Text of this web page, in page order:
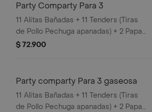
Party Comparty Para 3
11 Alitas Bañadas + 11 Tenders (Tiras
de Pollo Pechuga apanadas) + 2 Papas
$ 72.900
Party comparty Para 3 gaseosa
11 Alitas Bañadas + 11 Tenders (Tiras
de Pollo Pechuga apanadas) + 2 Papas